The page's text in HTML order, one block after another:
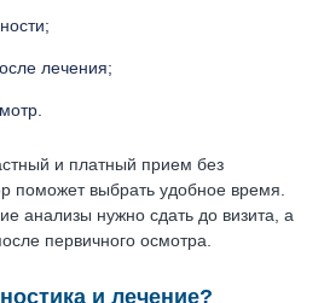
лечения;
и платный прием без
поможет выбрать удобное время.
анализы нужно сдать до визита, а
первичного осмотра.
и лечение?